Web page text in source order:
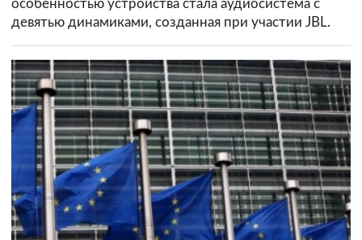
особенностью устройства стала аудиосистема с
девятью динамиками, созданная при участии JBL.